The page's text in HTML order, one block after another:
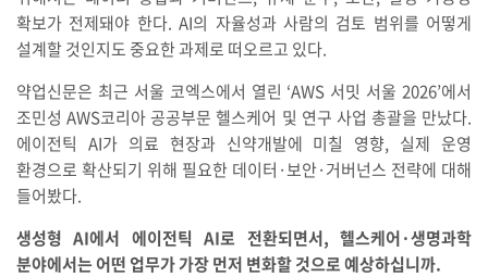
확보가 전제돼야 한다. AI의 자율성과 사람의 검토 범위를 어떻게
설계할 것인지도 중요한 과제로 떠오르고 있다.
약업신문은 최근 서울 코엑스에서 열린 ‘AWS 서밋 서울 2026’에서
조민성 AWS코리아 공공부문 헬스케어 및 연구 사업 총괄을 만났다.
에이전틱 AI가 의료 현장과 신약개발에 미칠 영향, 실제 운영
환경으로 확산되기 위해 필요한 데이터·보안·거버넌스 전략에 대해
들어봤다.
생성형 AI에서 에이전틱 AI로 전환되면서, 헬스케어·생명과학
분야에서는 어떤 업무가 가장 먼저 변화할 것으로 예상하십니까.